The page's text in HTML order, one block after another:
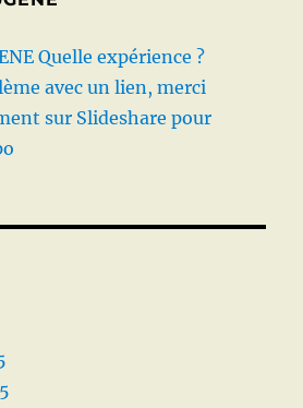
Quelle expérience ?
avec un lien, merci
sur Slideshare pour